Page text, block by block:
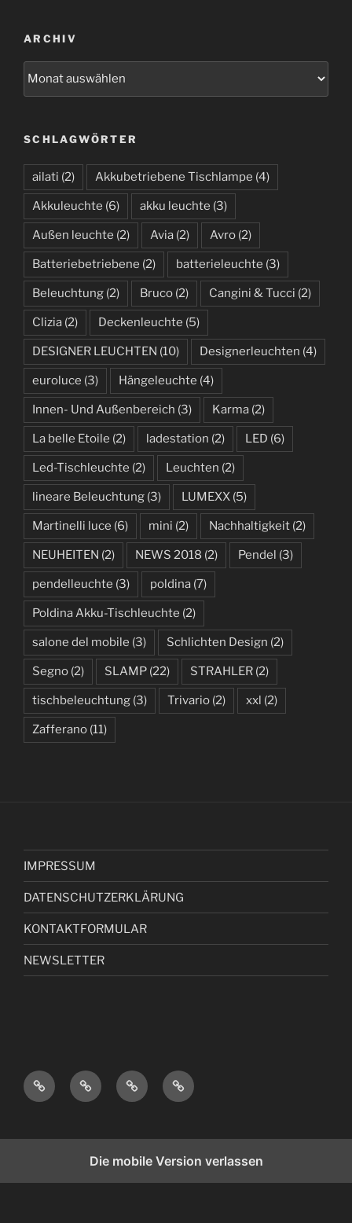
ARCHIV
i
v
SCHLAGWÖRTER
ailati (2) Akkubetriebene Tischlampe (4)
Akkuleuchte (6) akku leuchte (3)
Außen leuchte (2) Avia (2) Avro (2)
Batteriebetriebene (2) batterieleuchte (3)
Beleuchtung (2) Bruco (2) Cangini & Tucci (2)
Clizia (2) Deckenleuchte (5)
DESIGNER LEUCHTEN (10) Designerleuchten (4)
euroluce (3) Hängeleuchte (4)
Innen- Und Außenbereich (3) Karma (2)
La belle Etoile (2) ladestation (2) LED (6)
Led-Tischleuchte (2) Leuchten (2)
lineare Beleuchtung (3) LUMEXX (5)
Martinelli luce (6) mini (2) Nachhaltigkeit (2)
NEUHEITEN (2) NEWS 2018 (2) Pendel (3)
pendelleuchte (3) poldina (7)
Poldina Akku-Tischleuchte (2)
salone del mobile (3) Schlichten Design (2)
Segno (2) SLAMP (22) STRAHLER (2)
tischbeleuchtung (3) Trivario (2) xxl (2)
Zafferano (11)
IMPRESSUM
DATENSCHUTZERKLÄRUNG
KONTAKTFORMULAR
NEWSLETTER
I
M
R
S
D
A
E
S
K
O
T
A
K
N
E
S
L
E
Die mobile Version verlassen